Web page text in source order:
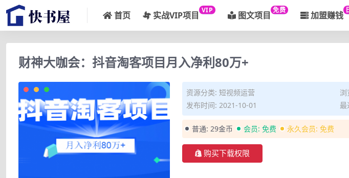
首页 实战VIP项目 VIP 图文项目 免费 加盟赚钱
财神大咖会：抖音淘客项目月入净利80万+
资源分类: 短视频运营
浏
发布时间: 2021-10-01
最
普通: 29金币 会员: 免费 永久会员: 免费
购买下载权限